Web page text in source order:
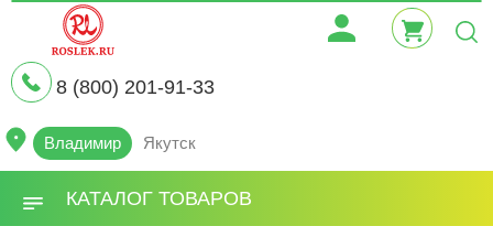
8 (800) 201-91-33
Владимир Якутск
КАТАЛОГ ТОВАРОВ